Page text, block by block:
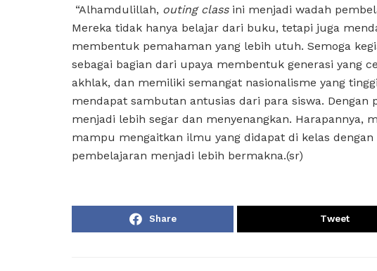
“Alhamdulillah, outing classini menjadi wadah
Mereka tidak hanya belajar dari buku, tetapi juga
membentuk pemahaman yang lebih utuh. Semoga
sebagai bagian dari upaya membentuk generasi yang
akhlak, dan memiliki semangat nasionalisme yang
mendapat sambutan antusias dari para siswa. Dengan
menjadi lebih segar dan menyenangkan. Harapannya,
mampu mengaitkan ilmu yang didapat di kelas dengan
pembelajaran menjadi lebih bermakna.(sr)
Share Tweet